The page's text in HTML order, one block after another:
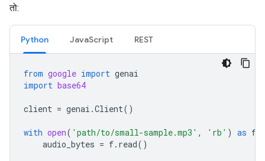
तो:
Python JavaScript REST
from google import genai
import base64
client = genai .Client()
with open( 'path/to/small-sample.mp3' , 'rb' ) as f
audio_bytes = f. read()